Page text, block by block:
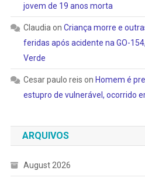
jovem de 19 anos morta
Claudia on Criança morre e
feridas após acidente na GO-
Verde
Cesar paulo reis on Homem é
estupro de vulnerável, ocorrido
ARQUIVOS
August 2026